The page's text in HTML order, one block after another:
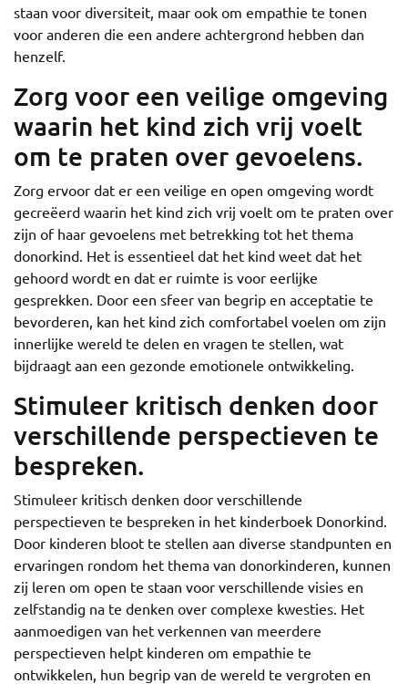
staan voor diversiteit, maar ook om empathie te tonen
voor anderen die een andere achtergrond hebben dan
henzelf.
Zorg voor een veilige omgeving
waarin het kind zich vrij voelt
om te praten over gevoelens.
Zorg ervoor dat er een veilige en open omgeving wordt
gecreëerd waarin het kind zich vrij voelt om te praten over
zijn of haar gevoelens met betrekking tot het thema
donorkind. Het is essentieel dat het kind weet dat het
gehoord wordt en dat er ruimte is voor eerlijke
gesprekken. Door een sfeer van begrip en acceptatie te
bevorderen, kan het kind zich comfortabel voelen om zijn
innerlijke wereld te delen en vragen te stellen, wat
bijdraagt aan een gezonde emotionele ontwikkeling.
Stimuleer kritisch denken door
verschillende perspectieven te
bespreken.
Stimuleer kritisch denken door verschillende
perspectieven te bespreken in het kinderboek Donorkind.
Door kinderen bloot te stellen aan diverse standpunten en
ervaringen rondom het thema van donorkinderen, kunnen
zij leren om open te staan voor verschillende visies en
zelfstandig na te denken over complexe kwesties. Het
aanmoedigen van het verkennen van meerdere
perspectieven helpt kinderen om empathie te
ontwikkelen, hun begrip van de wereld te vergroten en